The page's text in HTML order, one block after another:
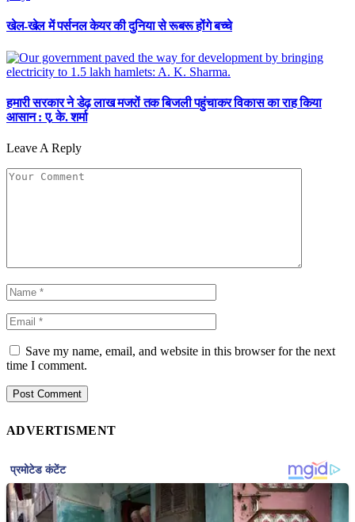
खेल-खेल में पर्सनल केयर की दुनिया से रूबरू होंगे बच्चे
हमारी सरकार ने डेढ़ लाख मजरों तक बिजली पहुंचाकर विकास का राह किया
आसान : ए. के. शर्मा
Leave A Reply
Save my name, email, and website in this browser for the next
time I comment.
ADVERTISMENT